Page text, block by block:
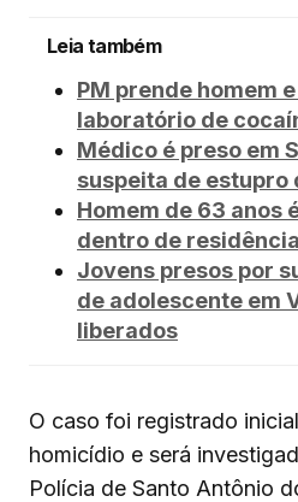
Leia também
PM prende homem
laboratório de
Médico é preso em
suspeita de estupro
Homem de 63 anos
dentro de
Jovens presos por
de adolescente em
liberados
O caso foi registrado
homicídio e será
Polícia de Santo Antônio